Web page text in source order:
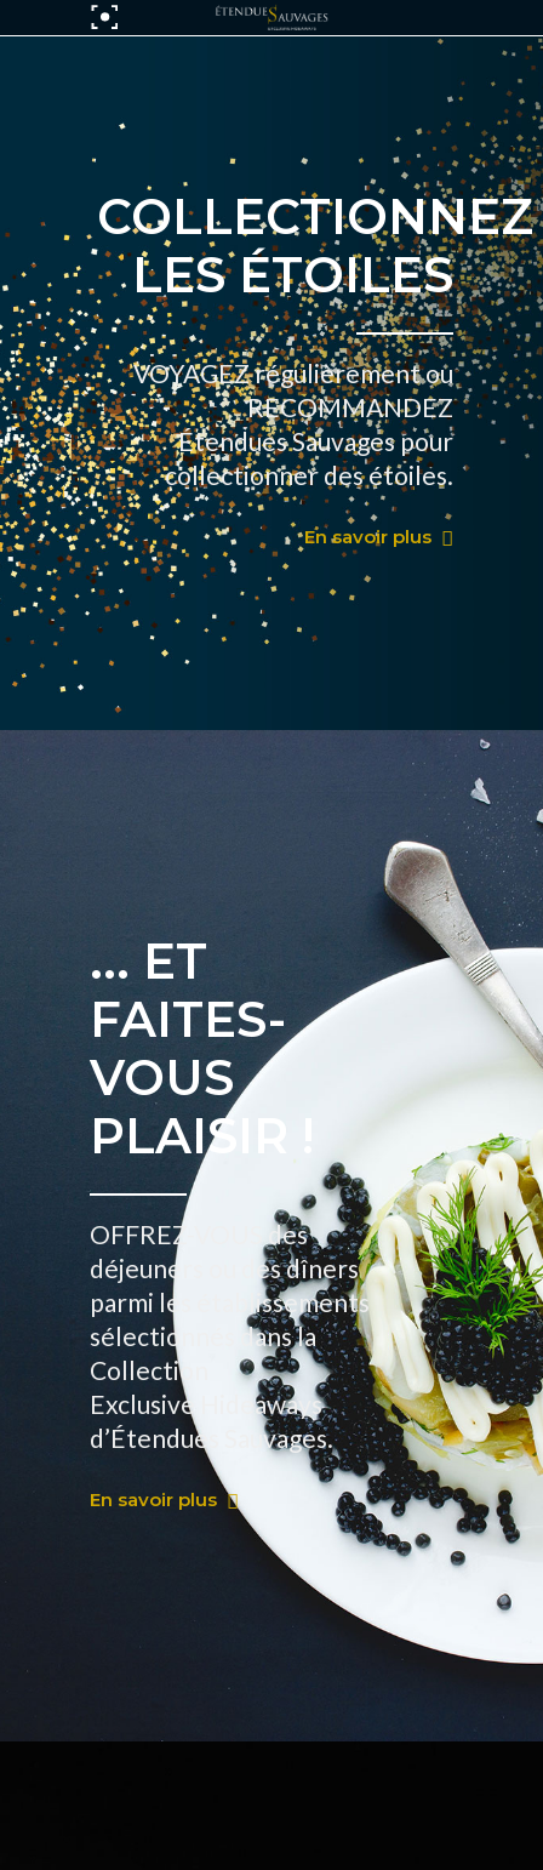
COLLECTIONNEZ
LES ÉTOILES
VOYAGEZ régulièrement ou
RECOMMANDEZ
Étendues Sauvages pour
collectionner des étoiles.
En savoir plus
... ET
FAITES-
VOUS
PLAISIR !
OFFREZ-VOUS des
déjeuners ou des dîners
parmi les établissements
sélectionnés dans la
Collection
Exclusive Hideaways
d’Étendues Sauvages.
En savoir plus